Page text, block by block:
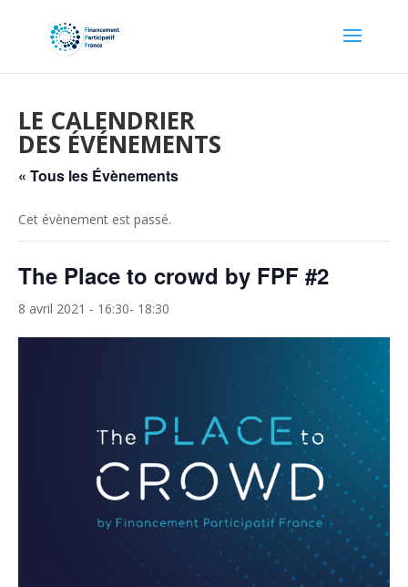
LE CALENDRIER
DES ÉVÉNEMENTS
« Tous les Évènements
Cet évènement est passé.
The Place to crowd by FPF #2
8 avril 2021 - 16:30- 18:30